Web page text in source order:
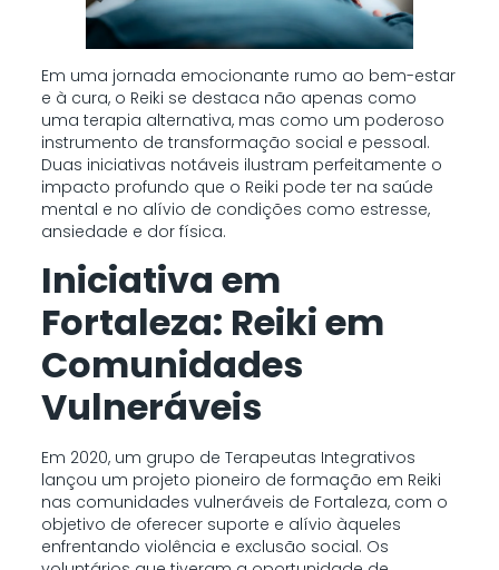
Em uma jornada emocionante rumo ao bem-estar
e à cura, o Reiki se destaca não apenas como
uma terapia alternativa, mas como um poderoso
instrumento de transformação social e pessoal.
Duas iniciativas notáveis ilustram perfeitamente o
impacto profundo que o Reiki pode ter na saúde
mental e no alívio de condições como estresse,
ansiedade e dor física.
Iniciativa em
Fortaleza: Reiki em
Comunidades
Vulneráveis
Em 2020, um grupo de Terapeutas Integrativos
lançou um projeto pioneiro de formação em Reiki
nas comunidades vulneráveis de Fortaleza, com o
objetivo de oferecer suporte e alívio àqueles
enfrentando violência e exclusão social. Os